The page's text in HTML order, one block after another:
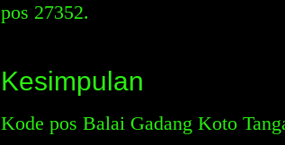
pos 27352.
Kesimpulan
Kode pos Balai Gadang Koto